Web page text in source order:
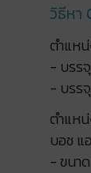
วิธีหา
ตำแห
- บรร
- บรร
ตำแห
บอช
- ขนา